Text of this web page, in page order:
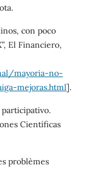
con poco
El Financiero,
mayoria-no-
mejoras.html].
participativo.
Científicas
problèmes